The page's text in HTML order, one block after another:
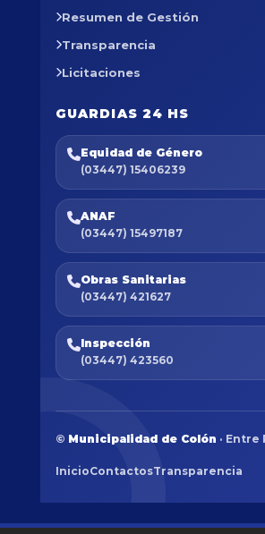
Resumen de Gestión
Transparencia
Licitaciones
GUARDIAS 24 HS
Equidad de Género
(03447) 15406239
ANAF
(03447) 15497187
Obras Sanitarias
(03447) 421627
Inspección
(03447) 423560
© Municipalidad de Colón · Entre
InicioContactosTransparencia